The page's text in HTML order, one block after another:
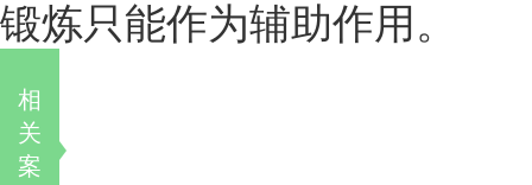
锻炼只能作为辅助作用。
相
关
案